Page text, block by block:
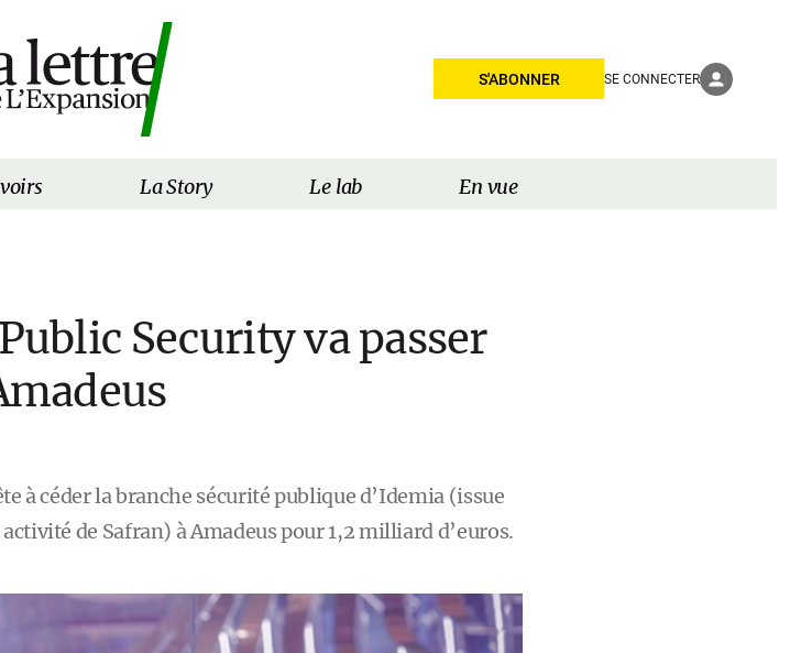
S'ABONNER SE CONNECTER
La Story Le lab En vue
Security va passer
à céder la branche sécurité publique d’Idemia (issue
de Safran) à Amadeus pour 1,2 milliard d’euros.